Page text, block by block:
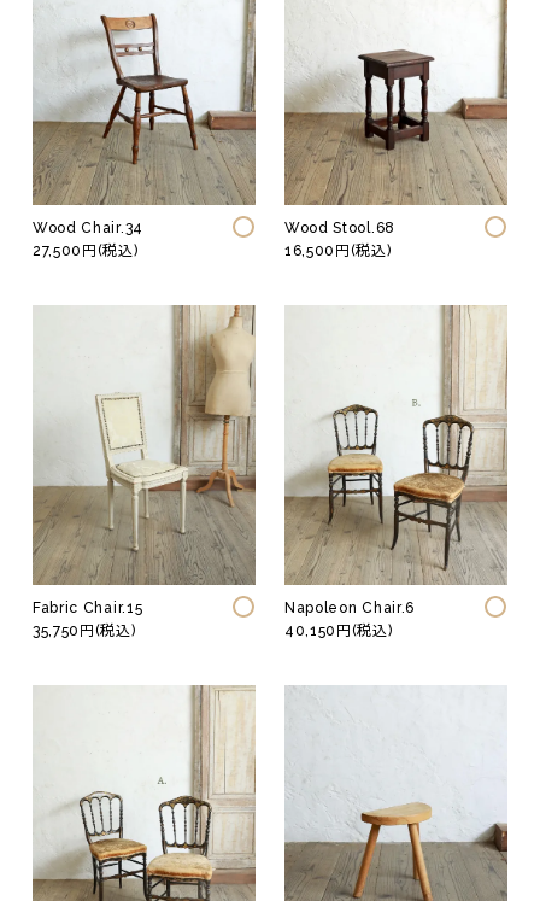
Wood Chair.34
27,500円(税込)
Wood Stool.68
16,500円(税込)
Fabric Chair.15
35,750円(税込)
Napoleon Chair.6
40,150円(税込)